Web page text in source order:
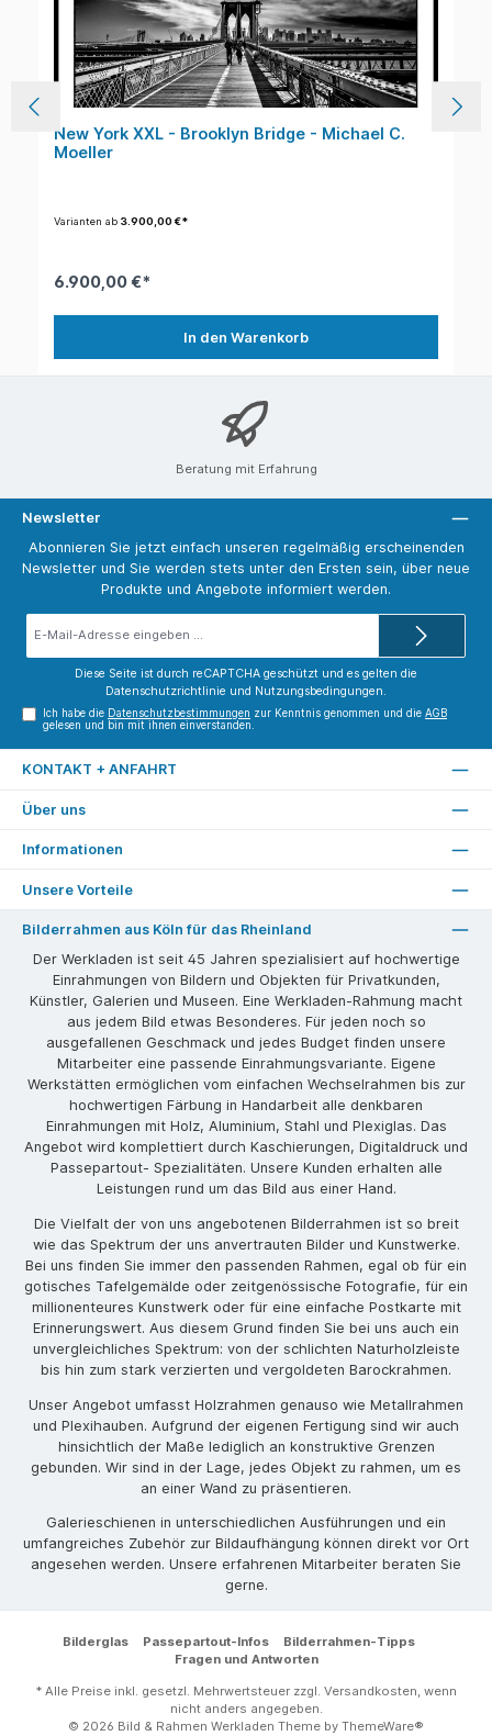
New York XXL - Brooklyn Bridge - Michael C.
Moeller
Varianten ab3.900,00 €*
6.900,00 €*
In den Warenkorb
Beratung mit Erfahrung
Newsletter
Abonnieren Sie jetzt einfach unseren regelmäßig erscheinenden
Newsletter und Sie werden stets unter den Ersten sein, über neue
Produkte und Angebote informiert werden.
Diese Seite ist durch reCAPTCHA geschützt und es gelten die
Datenschutzrichtlinie und Nutzungsbedingungen.
Ich habe die Datenschutzbestimmungen zur Kenntnis genommen und dieAGB
gelesen und bin mit ihnen einverstanden.
KONTAKT + ANFAHRT
Über uns
Informationen
Unsere Vorteile
Bilderrahmen aus Köln für das Rheinland
Der Werkladen ist seit 45 Jahren spezialisiert auf hochwertige
Einrahmungen von Bildern und Objekten für Privatkunden,
Künstler, Galerien und Museen. Eine Werkladen-Rahmung macht
aus jedem Bild etwas Besonderes. Für jeden noch so
ausgefallenen Geschmack und jedes Budget finden unsere
Mitarbeiter eine passende Einrahmungsvariante. Eigene
Werkstätten ermöglichen vom einfachen Wechselrahmen bis zur
hochwertigen Färbung in Handarbeit alle denkbaren
Einrahmungen mit Holz, Aluminium, Stahl und Plexiglas. Das
Angebot wird komplettiert durch Kaschierungen, Digitaldruck und
Passepartout- Spezialitäten. Unsere Kunden erhalten alle
Leistungen rund um das Bild aus einer Hand.
Die Vielfalt der von uns angebotenen Bilderrahmen ist so breit
wie das Spektrum der uns anvertrauten Bilder und Kunstwerke.
Bei uns finden Sie immer den passenden Rahmen, egal ob für ein
gotisches Tafelgemälde oder zeitgenössische Fotografie, für ein
millionenteures Kunstwerk oder für eine einfache Postkarte mit
Erinnerungswert. Aus diesem Grund finden Sie bei uns auch ein
unvergleichliches Spektrum: von der schlichten Naturholzleiste
bis hin zum stark verzierten und vergoldeten Barockrahmen.
Unser Angebot umfasst Holzrahmen genauso wie Metallrahmen
und Plexihauben. Aufgrund der eigenen Fertigung sind wir auch
hinsichtlich der Maße lediglich an konstruktive Grenzen
gebunden. Wir sind in der Lage, jedes Objekt zu rahmen, um es
an einer Wand zu präsentieren.
Galerieschienen in unterschiedlichen Ausführungen und ein
umfangreiches Zubehör zur Bildaufhängung können direkt vor Ort
angesehen werden. Unsere erfahrenen Mitarbeiter beraten Sie
gerne.
Bilderglas Passepartout-Infos
Bilderrahmen-Tipps
Fragen und Antworten
* Alle Preise inkl. gesetzl. Mehrwertsteuer zzgl. Versandkosten, wenn
nicht anders angegeben.
© 2026 Bild & Rahmen Werkladen Theme by ThemeWare®